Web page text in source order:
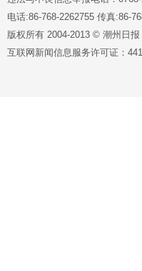
电话:86-768-2262755 传真:86-
版权所有 2004-2013 © 潮州日
互联网新闻信息服务许可证：